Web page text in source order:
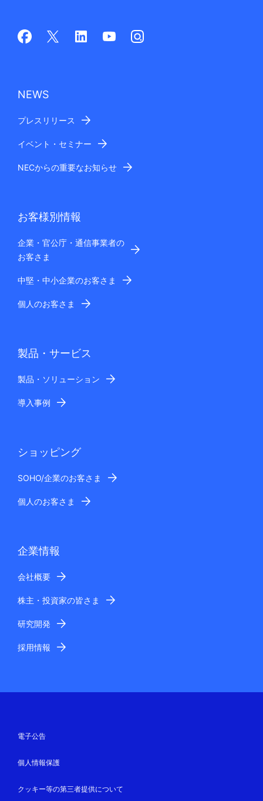
NEWS
プレスリリース
イベント・セミナー
NECからの重要なお知らせ
お客様別情報
企業・官公庁・通信事業者の
お客さま
中堅・中小企業のお客さま
個人のお客さま
製品・サービス
製品・ソリューション
導入事例
ショッピング
SOHO/企業のお客さま
個人のお客さま
企業情報
会社概要
株主・投資家の皆さま
研究開発
採用情報
電子公告
個人情報保護
クッキー等の第三者提供について